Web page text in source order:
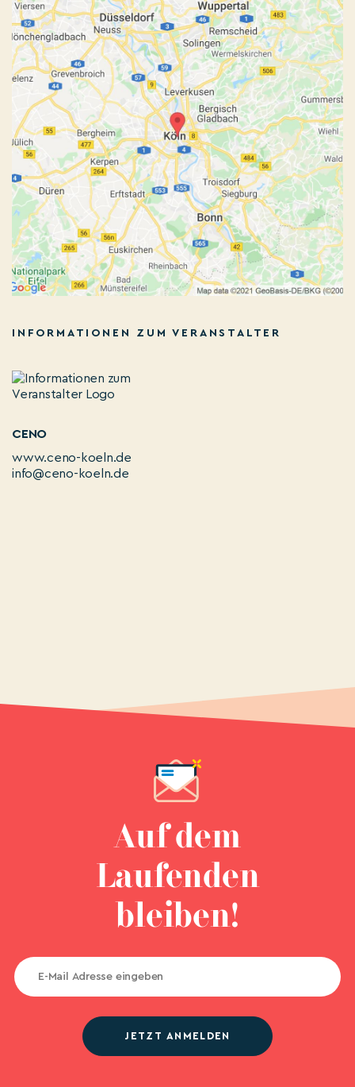
INFORMATIONEN ZUM VERANSTALTER
CENO
www.ceno-koeln.de
info@ceno-koeln.de
Auf dem
Laufenden
bleiben!
JETZT ANMELDEN